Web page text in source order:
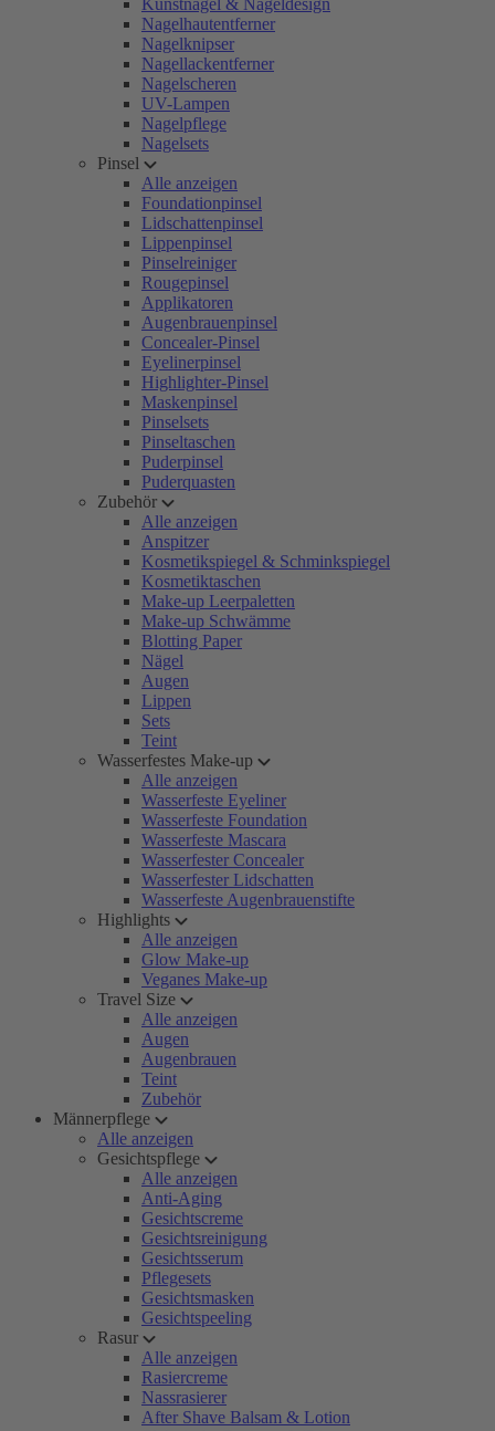
Kunstnägel & Nageldesign
Nagelhautentferner
Nagelknipser
Nagellackentferner
Nagelscheren
UV-Lampen
Nagelpflege
Nagelsets
Pinsel
Alle anzeigen
Foundationpinsel
Lidschattenpinsel
Lippenpinsel
Pinselreiniger
Rougepinsel
Applikatoren
Augenbrauenpinsel
Concealer-Pinsel
Eyelinerpinsel
Highlighter-Pinsel
Maskenpinsel
Pinselsets
Pinseltaschen
Puderpinsel
Puderquasten
Zubehör
Alle anzeigen
Anspitzer
Kosmetikspiegel & Schminkspiegel
Kosmetiktaschen
Make-up Leerpaletten
Make-up Schwämme
Blotting Paper
Nägel
Augen
Lippen
Sets
Teint
Wasserfestes Make-up
Alle anzeigen
Wasserfeste Eyeliner
Wasserfeste Foundation
Wasserfeste Mascara
Wasserfester Concealer
Wasserfester Lidschatten
Wasserfeste Augenbrauenstifte
Highlights
Alle anzeigen
Glow Make-up
Veganes Make-up
Travel Size
Alle anzeigen
Augen
Augenbrauen
Teint
Zubehör
Männerpflege
Alle anzeigen
Gesichtspflege
Alle anzeigen
Anti-Aging
Gesichtscreme
Gesichtsreinigung
Gesichtsserum
Pflegesets
Gesichtsmasken
Gesichtspeeling
Rasur
Alle anzeigen
Rasiercreme
Nassrasierer
After Shave Balsam & Lotion